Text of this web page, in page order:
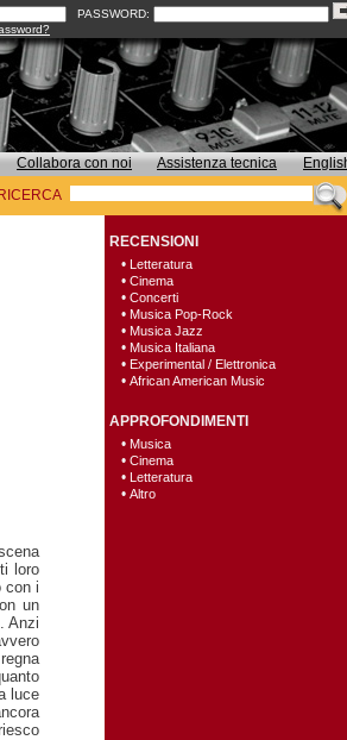
PASSWORD:
Collabora con noi Assistenza tecnica
RICERCA
loro
con i
un
Anzi
luce
RECENSIONI
• Letteratura
• Cinema
• Concerti
• Musica Pop-Rock
• Musica Jazz
• Musica Italiana
• Experimental / Elettronica
• African American Music
APPROFONDIMENTI
• Musica
• Cinema
• Letteratura
• Altro